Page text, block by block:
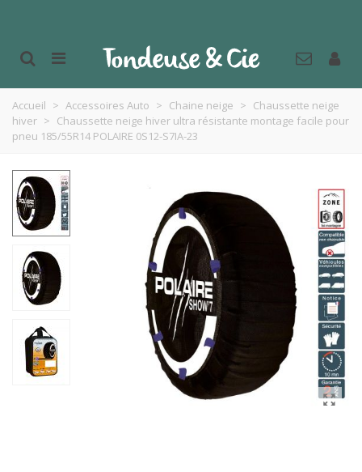
Accueil > Accessoires Auto > Chaine neige > Chaussette neige
hiver > Chaussette neige hiver ultra résistante montage facile pour
pneu 185/55R14 POLAIRE 0S12-S7IA-23